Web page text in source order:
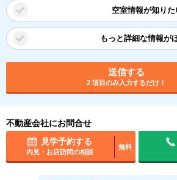
空室情報が知りた
もっと詳細な情報が
送信する
2 項目のみ入力するだけ！
不動産会社にお問合せ
見学予約する
内見・お店訪問の相談
無料